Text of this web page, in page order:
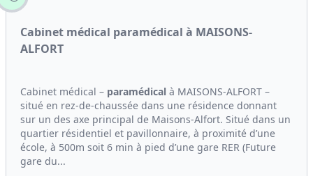
Cabinet médical paramédical à MAISONS-
ALFORT
Cabinet médical – paramédical à MAISONS-ALFORT –
situé en rez-de-chaussée dans une résidence donnant
sur un des axe principal de Maisons-Alfort. Situé dans un
quartier résidentiel et pavillonnaire, à proximité d’une
école, à 500m soit 6 min à pied d’une gare RER (Future
gare du...